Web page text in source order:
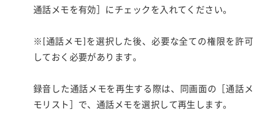
通話メモを有効］にチェックを入れてください。
※[通話メモ]を選択した後、必要な全ての権限を許可
しておく必要があります。
録音した通話メモを再生する際は、同画面の［通話メ
モリスト］で、通話メモを選択して再生します。